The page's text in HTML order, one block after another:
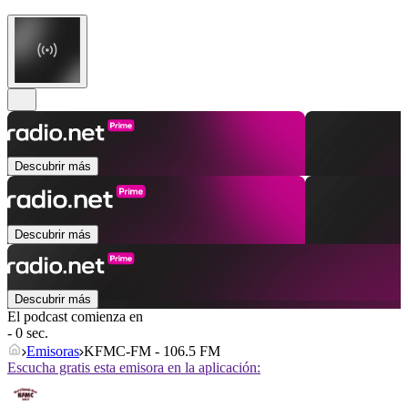
Descubrir más
Descubrir más
Descubrir más
El podcast comienza en
- 0 sec.
Emisoras KFMC-FM - 106.5 FM
Escucha gratis esta emisora en la aplicación: